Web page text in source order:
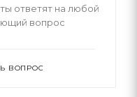
ответят на любой
вопрос
ВОПРОС